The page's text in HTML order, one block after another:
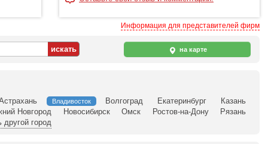
Информация для представителей фирм
на карте
Владивосток Волгоград Екатеринбург
Казань
Новгород
Новосибирск Омск Ростов-на-Дону
Рязань
другой город